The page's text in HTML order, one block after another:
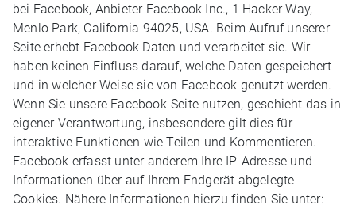
bei Facebook, Anbieter Facebook Inc., 1 Hacker Way,
Menlo Park, California 94025, USA. Beim Aufruf unserer
Seite erhebt Facebook Daten und verarbeitet sie. Wir
haben keinen Einfluss darauf, welche Daten gespeichert
und in welcher Weise sie von Facebook genutzt werden.
Wenn Sie unsere Facebook-Seite nutzen, geschieht das in
eigener Verantwortung, insbesondere gilt dies für
interaktive Funktionen wie Teilen und Kommentieren.
Facebook erfasst unter anderem Ihre IP-Adresse und
Informationen über auf Ihrem Endgerät abgelegte
Cookies. Nähere Informationen hierzu finden Sie unter: